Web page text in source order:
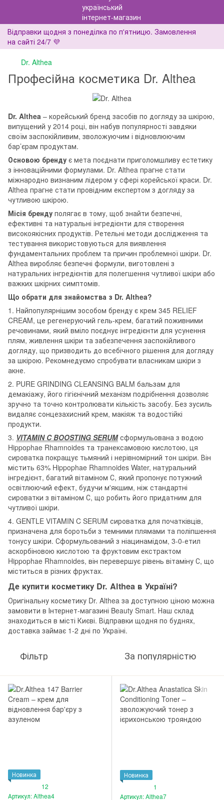
Відправки щодня з понеділка по п'ятницю. Замовлення
на сайті 24/7 💜
Dr. Althea
Професійна косметика Dr. Althea
Dr. Althea – корейський бренд засобів по догляду за шкірою,
випущений у 2014 році, він набув популярності завдяки
своїм заспокійливим, зволожуючим і відновлюючим
бар’єрам продуктам.
Основою бренду є мета поєднати приголомшливу естетику
з інноваційними формулами. Dr. Althea прагне стати
міжнародно визнаним лідером у сфері корейської краси. Dr.
Althea прагне стати провідним експертом з догляду за
чутливою шкірою.
Місія бренду полягає в тому, щоб знайти безпечні,
ефективні та натуральні інгредієнти для створення
високоякісних продуктів. Ретельні методи дослідження та
тестування використовуються для виявлення
фундаментальних проблем та причин проблемної шкіри. Dr.
Althea виробляє безпечні формули, виготовлені з
натуральних інгредієнтів для полегшення чутливої шкіри або
важких шкірних симптомів.
Що обрати для знайомства з Dr. Althea?
1. Найпопулярнішим зособом бренду є крем 345 RELIEF
CREAM, це регенеруючий гель-крем, багатий поживними
речовинами, який вміло поєднує інгредієнти для усунення
плям, живлення шкіри та забезпечення заспокійливого
догляду, що призводить до всебічного рішення для догляду
за шкірою. Рекомнедуємо спробувати власникам шкіри з
акне.
2. PURE GRINDING CLEANSING BALM бальзам для
демакіажу, його гігієнічний механізм подрібнення дозволяє
зручно та точно контролювати кількість засобу. Без зусиль
видаляє сонцезахисний крем, макіяж та водостійкі
продукти.
3. VITAMIN C BOOSTING SERUMсформульована з водою
Hippophae Rhamnoides та транексамовою кислотою, ця
сироватка покращує тьмяний і нерівномірний тон шкіри. Він
містить 63% Hippophae Rhamnoides Water, натуральний
інгредієнт, багатий вітаміном С, який пропонує потужний
освітлюючий ефект, будучи м'якшим, ніж стандартні
сироватки з вітаміном С, що робить його придатним для
чутливої шкіри.
4. GENTLE VITAMIN C SERUM сироватка для початківців,
призначена для боротьби з темними плямами та поліпшення
тонусу шкіри. Сформульований з ніацинамідом, 3-0-етил
аскорбіновою кислотою та фруктовим екстрактом
Hippophae Rhamnoides, він перевершує рівень вітаміну С, що
міститься в різних фруктах.
Де купити косметику Dr. Althea в Україні?
Оригінальну косметику Dr. Althea за доступною ціною можна
замовити в Інтернет-магазині Beauty Smart. Наш склад
знаходиться в місті Києві. Відправки щодня по буднях,
доставка займає 1-2 дні по Україні.
Фільтр За популярністю
Новинка
12
Артикул: Althea4
Новинка
1
Артикул: Althea7